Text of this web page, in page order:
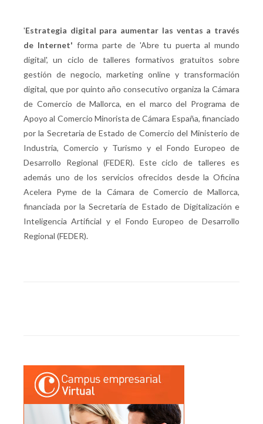
'Estrategia digital para aumentar las ventas a través
de Internet' forma parte de 'Abre tu puerta al mundo
digital', un ciclo de talleres formativos gratuitos sobre
gestión de negocio, marketing online y transformación
digital, que por quinto año consecutivo organiza la Cámara
de Comercio de Mallorca, en el marco del Programa de
Apoyo al Comercio Minorista de Cámara España, financiado
por la Secretaria de Estado de Comercio del Ministerio de
Industria, Comercio y Turismo y el Fondo Europeo de
Desarrollo Regional (FEDER). Este ciclo de talleres es
además uno de los servicios ofrecidos desde la Oficina
Acelera Pyme de la Cámara de Comercio de Mallorca,
financiada por la Secretaría de Estado de Digitalización e
Inteligencia Artificial y el Fondo Europeo de Desarrollo
Regional (FEDER).